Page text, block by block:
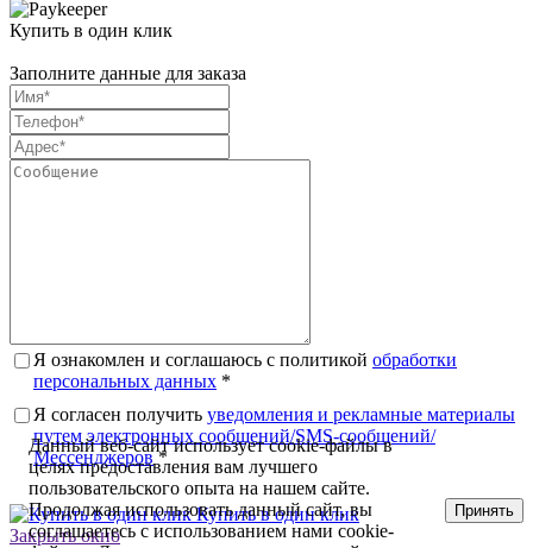
Купить в один клик
Заполните данные для заказа
Я ознакомлен и соглашаюсь с политикой обработки
персональных данных *
Я согласен получить уведомления и рекламные материалы
путем электронных сообщений/SMS-сообщений/
Мессенджеров *
Купить в один клик
Закрыть окно
Данный веб-сайт использует cookie-файлы в
целях предоставления вам лучшего
пользовательского опыта на нашем сайте.
Продолжая использовать данный сайт, вы
соглашаетесь с использованием нами cookie-
Принять